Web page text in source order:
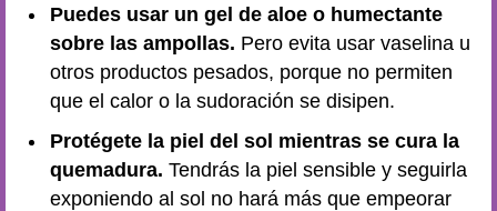
Puedes usar un gel de aloe o humectante
sobre las ampollas. Pero evita usar vaselina u
otros productos pesados, porque no permiten
que el calor o la sudoración se disipen.
Protégete la piel del sol mientras se cura la
quemadura. Tendrás la piel sensible y seguirla
exponiendo al sol no hará más que empeorar